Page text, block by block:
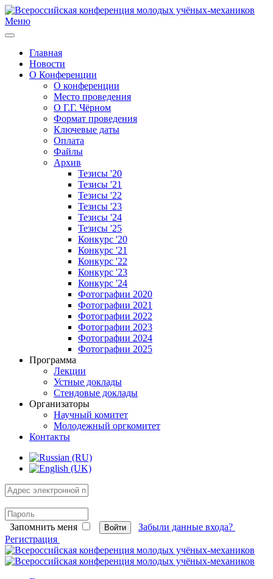
Меню
Главная
Новости
О Конференции
О конференции
Место проведения
О Г.Г. Чёрном
Формат проведения
Ключевые даты
Оплата
Файлы
Архив
Тезисы '20
Тезисы '21
Тезисы '22
Тезисы '23
Тезисы '24
Тезисы '25
Конкурс '20
Конкурс '21
Конкурс '22
Конкурс '23
Конкурс '24
Фотографии 2020
Фотографии 2021
Фотографии 2022
Фотографии 2023
Фотографии 2024
Фотографии 2025
Программа
Лекции
Устные доклады
Стендовые доклады
Организаторы
Научный комитет
Молодежный оргкомитет
Контакты
Запомнить меня Войти
Забыли данные входа?
Регистрация